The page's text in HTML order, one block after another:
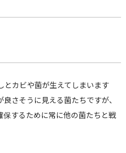
とカビや菌が生えてしまいます
さそうに見える菌たちですが、
保するために常に他の菌たちと戦